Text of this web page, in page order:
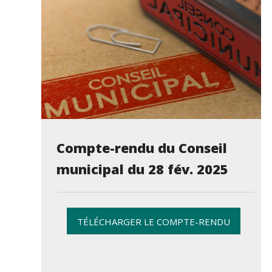
Compte-rendu du Conseil
municipal du 28 fév. 2025
TÉLÉCHARGER LE COMPTE-RENDU